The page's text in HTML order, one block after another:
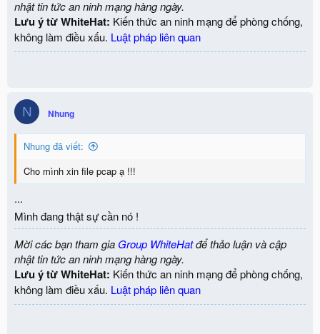
nhật tin tức an ninh mạng hàng ngày.
Lưu ý từ WhiteHat: Kiến thức an ninh mạng để phòng chống,
không làm điều xấu. Luật pháp liên quan
N Nhung
Nhung đã viết:
Cho mình xin file pcap ạ !!!
...
Mình đang thật sự cần nó !
Mời các bạn tham gia Group WhiteHatđể thảo luận và cập
nhật tin tức an ninh mạng hàng ngày.
Lưu ý từ WhiteHat: Kiến thức an ninh mạng để phòng chống,
không làm điều xấu. Luật pháp liên quan